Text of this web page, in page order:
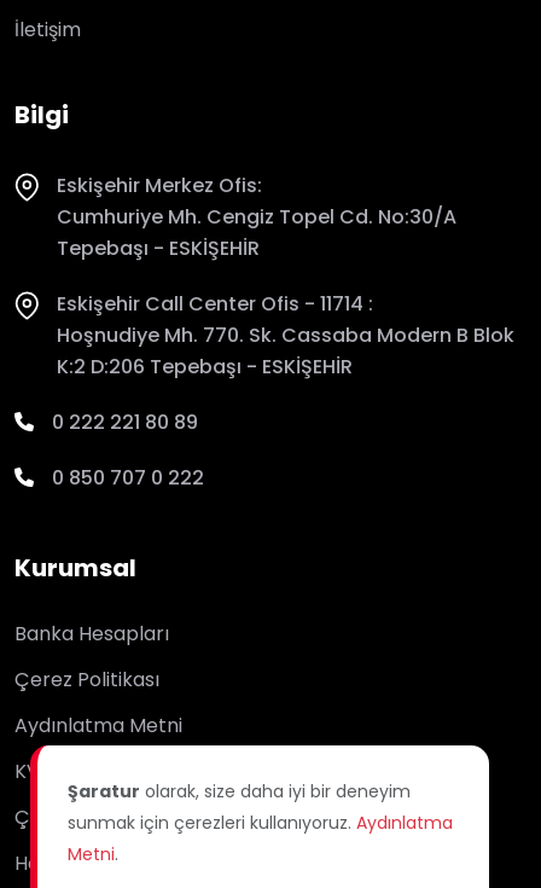
İletişim
Bilgi
Eskişehir Merkez Ofis:
Cumhuriye Mh. Cengiz Topel Cd. No:30/A
Tepebaşı - ESKİŞEHİR
Eskişehir Call Center Ofis - 11714 :
Hoşnudiye Mh. 770. Sk. Cassaba Modern B Blok
K:2 D:206 Tepebaşı - ESKİŞEHİR
0 222 221 80 89
0 850 707 0 222
Kurumsal
Banka Hesapları
Çerez Politikası
Aydınlatma Metni
KVKK
Çağrı Merkezi
Hakkımızda
Şaratur olarak, size daha iyi bir deneyim
sunmak için çerezleri kullanıyoruz. Aydınlatma
Metni.